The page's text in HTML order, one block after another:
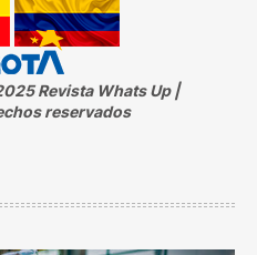
Revista Whats Up |
reservados